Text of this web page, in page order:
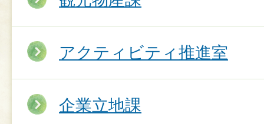
アクティビティ推進室
企業立地課